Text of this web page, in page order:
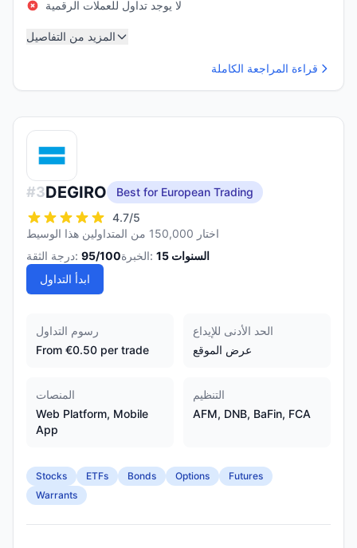
لا يوجد تداول للعملات الرقمية
المزيد من التفاصيل
قراءة المراجعة الكاملة
#3DEGIRO
Best for European Trading
4.7/5
اختار 150,000 من المتداولين هذا الوسيط
درجة الثقة: 95/100 الخبرة: 15 السنوات
ابدأ التداول
رسوم التداول
From €0.50 per trade
الحد الأدنى للإيداع
عرض الموقع
المنصات
Web Platform, Mobile
App
التنظيم
AFM, DNB, BaFin, FCA
Stocks ETFs Bonds Options
Futures
Warrants